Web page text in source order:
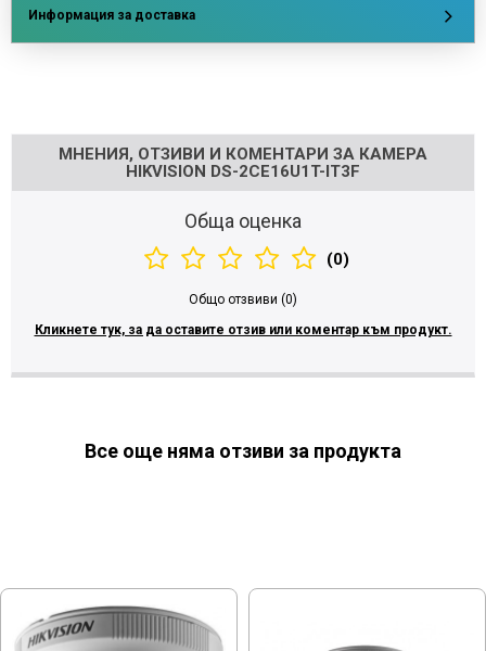
Информация за доставка
МНЕНИЯ, ОТЗИВИ И КОМЕНТАРИ ЗА КАМЕРА
HIKVISION DS-2CE16U1T-IT3F
Обща оценка
(0)
Общо отзвиви (0)
Кликнете тук, за да оставите отзив или коментар към продукт.
Все още няма отзиви за продукта